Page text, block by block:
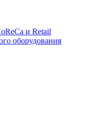
и Retail
оборудования